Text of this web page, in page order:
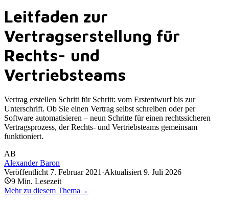
Leitfaden zur
Vertragserstellung für
Rechts- und
Vertriebsteams
Vertrag erstellen Schritt für Schritt: vom Erstentwurf bis zur
Unterschrift. Ob Sie einen Vertrag selbst schreiben oder per
Software automatisieren – neun Schritte für einen rechtssicheren
Vertragsprozess, der Rechts- und Vertriebsteams gemeinsam
funktioniert.
AB
Alexander Baron
Veröffentlicht 7. Februar 2021 ·Aktualisiert 9. Juli 2026
9 Min. Lesezeit
Mehr zu diesem Thema →